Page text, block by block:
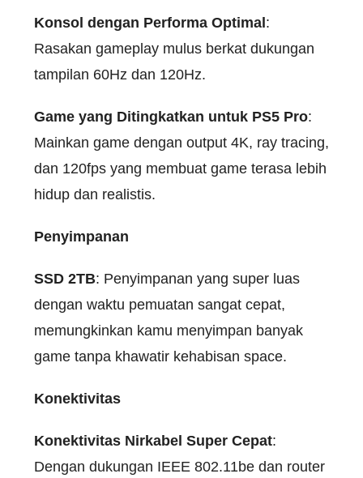
Konsol dengan Performa Optimal :
Rasakan gameplay mulus berkat dukungan
tampilan 60Hz dan 120Hz.
Game yang Ditingkatkan untuk PS5 Pro:
Mainkan game dengan output 4K, ray tracing,
dan 120fps yang membuat game terasa lebih
hidup dan realistis.
Penyimpanan
SSD 2TB: Penyimpanan yang super luas
dengan waktu pemuatan sangat cepat,
memungkinkan kamu menyimpan banyak
game tanpa khawatir kehabisan space.
Konektivitas
Konektivitas Nirkabel Super Cepat:
Dengan dukungan IEEE 802.11be dan router